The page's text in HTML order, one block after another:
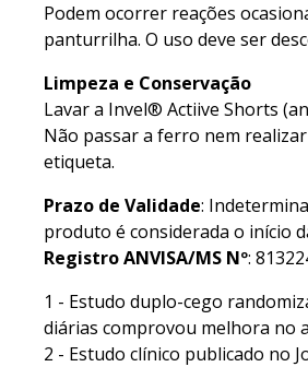
Podem ocorrer reações
panturrilha. O uso deve ser
Limpeza e Conservação
Lavar a Invel® Actiive Shorts
Não passar a ferro nem
etiqueta.
Prazo de Validade:
produto é considerada o início
Registro ANVISA/MS Nº:
1 - Estudo duplo-cego
diárias comprovou melhora no
2 - Estudo clínico publicado no